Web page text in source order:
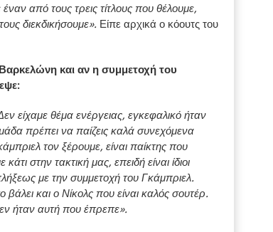
από τους τρεις τίτλους που θέλουμε,
διεκδικήσουμε». Είπε αρχικά ο κόουτς του
και αν η συμμετοχή του
είχαμε θέμα ενέργειας, εγκεφαλικό ήταν
πρέπει να παίζεις καλά συνεχόμενα
τον ξέρουμε, είναι παίκτης που
στην τακτική μας, επειδή είναι ίδιοι
με την συμμετοχή του Γκάμπριελ.
και ο Νίκολς που είναι καλός σουτέρ.
ήταν αυτή που έπρεπε».